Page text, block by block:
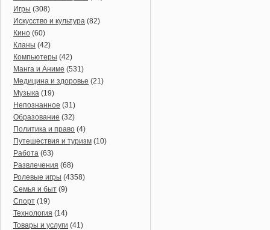
Игры (308)
Искусство и культура (82)
Кино (60)
Кланы (42)
Компьютеры (42)
Манга и Аниме (531)
Медицина и здоровье (21)
Музыка (19)
Непознанное (31)
Образование (32)
Политика и право (4)
Путешествия и туризм (10)
Работа (63)
Развлечения (68)
Ролевые игры (4358)
Семья и быт (9)
Спорт (19)
Технология (14)
Товары и услуги (41)